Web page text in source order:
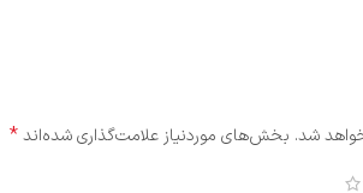
شد. بخش‌های موردنیاز علامت‌گذاری شده‌اند*